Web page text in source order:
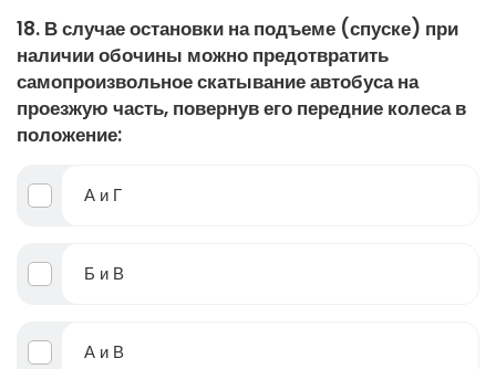
18. В случае остановки на подъеме (спуске) при
наличии обочины можно предотвратить
самопроизвольное скатывание автобуса на
проезжую часть, повернув его передние колеса в
положение:
А и Г
Б и В
А и В